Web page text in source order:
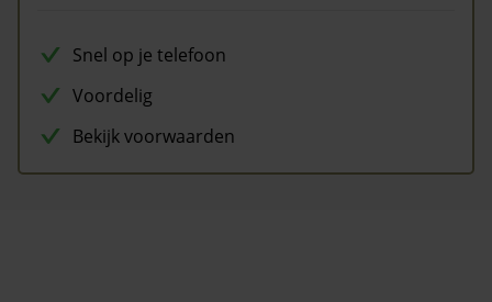
Snel op je telefoon
Voordelig
Bekijk voorwaarden